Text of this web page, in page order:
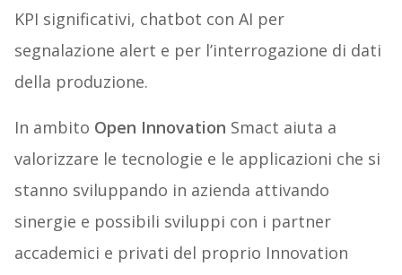
KPI significativi, chatbot con AI per
segnalazione alert e per l’interrogazione di dati
della produzione.
In ambito Open Innovation Smact aiuta a
valorizzare le tecnologie e le applicazioni che si
stanno sviluppando in azienda attivando
sinergie e possibili sviluppi con i partner
accademici e privati del proprio Innovation